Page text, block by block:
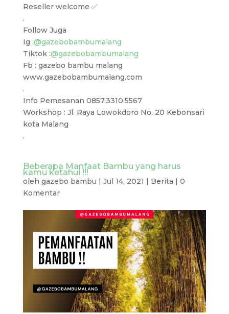
Reseller welcome ✅
.
Follow Juga
Ig :@gazebobambumalang
Tiktok :@gazebobambumalang
Fb : gazebo bambu malang
www.gazebobambumalang.com
.
Info Pemesanan 0857.3310.5567
Workshop : Jl. Raya Lowokdoro No. 20 Kebonsari
kota Malang
.
Beberapa Manfaat Bambu yang harus
kamu ketahui !!!
oleh gazebo bambu | Jul 14, 2021 | Berita | 0
Komentar